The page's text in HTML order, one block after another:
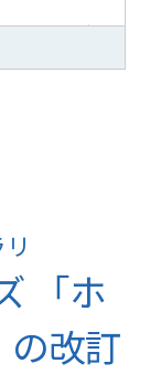
めライブ
ーター・
「ホ
の改訂